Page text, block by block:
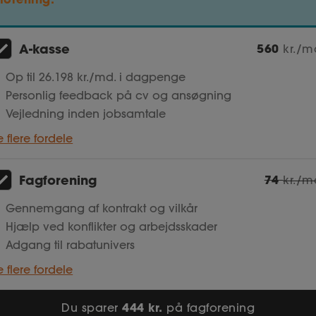
A-kasse 560 kr./
Op til 26.198 kr./md. i dagpenge
Personlig feedback på cv og ansøgning
Vejledning inden jobsamtale
flere fordele
Fagforening 74kr./
Gennemgang af kontrakt og vilkår
Hjælp ved konflikter og arbejdsskader
Adgang til rabatunivers
flere fordele
Du sparer 444 kr. på fagforening